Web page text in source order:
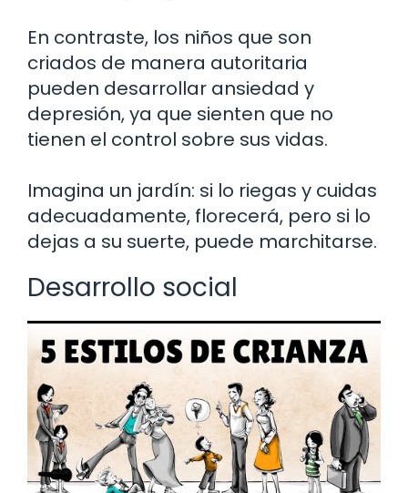
En contraste, los niños que son
criados de manera autoritaria
pueden desarrollar ansiedad y
depresión, ya que sienten que no
tienen el control sobre sus vidas.
Imagina un jardín: si lo riegas y cuidas
adecuadamente, florecerá, pero si lo
dejas a su suerte, puede marchitarse.
Desarrollo social